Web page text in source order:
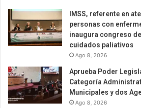
IMSS, referente en
personas con
inaugura congreso
cuidados paliativos
Ago 8, 2026
Aprueba Poder
Categoría
Municipales y dos
Ago 8, 2026